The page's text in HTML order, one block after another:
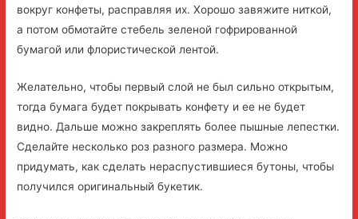
вокруг конфеты, расправляя их. Хорошо завяжите ниткой,
а потом обмотайте стебель зеленой гофрированной
бумагой или флористической лентой.
Желательно, чтобы первый слой не был сильно открытым,
тогда бумага будет покрывать конфету и ее не будет
видно. Дальше можно закреплять более пышные лепестки.
Сделайте несколько роз разного размера. Можно
придумать, как сделать нераспустившиеся бутоны, чтобы
получился оригинальный букетик.